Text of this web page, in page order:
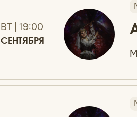
ВТ | 19:00
СЕНТЯБРЯ